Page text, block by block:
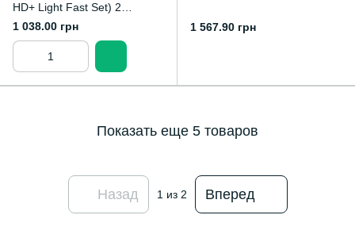
HD+ Light Fast Set) 2
картриджа х 50 мл
1 038.00 грн 1 567.90 грн
Показать еще 5 товаров
Назад 1 из 2 Вперед